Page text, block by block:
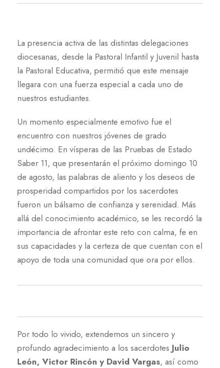
La presencia activa de las distintas delegaciones
diocesanas, desde la Pastoral Infantil y Juvenil hasta
la Pastoral Educativa, permitió que este mensaje
llegara con una fuerza especial a cada uno de
nuestros estudiantes.
Un momento especialmente emotivo fue el
encuentro con nuestros jóvenes de grado
undécimo. En vísperas de las Pruebas de Estado
Saber 11, que presentarán el próximo domingo 10
de agosto, las palabras de aliento y los deseos de
prosperidad compartidos por los sacerdotes
fueron un bálsamo de confianza y serenidad. Más
allá del conocimiento académico, se les recordó la
importancia de afrontar este reto con calma, fe en
sus capacidades y la certeza de que cuentan con el
apoyo de toda una comunidad que ora por ellos.
Por todo lo vivido, extendemos un sincero y
profundo agradecimiento a los sacerdotes Julio
León, Victor Rincón y David Vargas, así como